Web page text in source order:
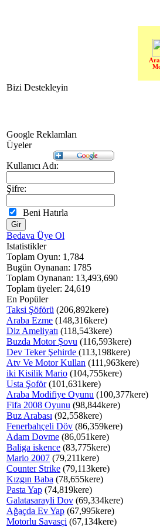
Bizi Destekleyin
Google Reklamları
Üyeler
Kullanıcı Adı:
Şifre:
Beni Hatırla
Bedava Üye Ol
Istatistikler
Toplam Oyun: 1,784
Bugün Oynanan: 1785
Toplam Oynanan: 13,493,690
Toplam üyeler: 24,619
En Popüler
Taksi Şöförü (206,892kere)
Araba Ezme (148,316kere)
Diz Ameliyatı (118,543kere)
Buzda Motor Şovu (116,593kere)
Dev Teker Şehirde (113,198kere)
Atv Ve Motor Kullan (111,963kere)
iki Kisilik Mario (104,755kere)
Usta Şoför(101,631kere)
Araba Modifiye Oyunu (100,377kere)
Fifa 2008 Oyunu (98,844kere)
Buz Arabası (92,558kere)
Fenerbahçeli Döv (86,359kere)
Adam Dovme (86,051kere)
Baliga iskence (83,775kere)
Mario 2007 (79,211kere)
Counter Strike (79,113kere)
Kızgın Baba (78,655kere)
Pasta Yap (74,819kere)
Galatasarayli Dov (69,334kere)
Ağaçda Ev Yap (67,995kere)
Motorlu Savasçi (67,134kere)